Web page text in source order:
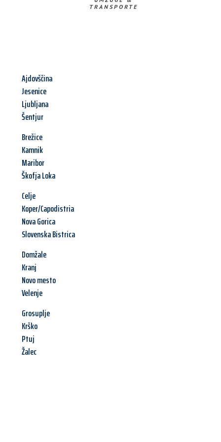
TRANSPORTE
Ajdovščina
Jesenice
Ljubljana
Šentjur
Brežice
Kamnik
Maribor
Škofja Loka
Celje
Koper/Capodistria
Nova Gorica
Slovenska Bistrica
Domžale
Kranj
Novo mesto
Velenje
Grosuplje
Krško
Ptuj
Žalec